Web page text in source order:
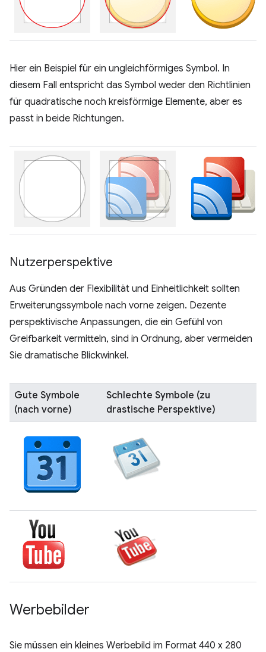
Hier ein Beispiel für ein ungleichförmiges Symbol. In
diesem Fall entspricht das Symbol weder den Richtlinien
für quadratische noch kreisförmige Elemente, aber es
passt in beide Richtungen.
Nutzerperspektive
Aus Gründen der Flexibilität und Einheitlichkeit sollten
Erweiterungssymbole nach vorne zeigen. Dezente
perspektivische Anpassungen, die ein Gefühl von
Greifbarkeit vermitteln, sind in Ordnung, aber vermeiden
Sie dramatische Blickwinkel.
Gute Symbole
(nach vorne)
Schlechte Symbole (zu
drastische Perspektive)
Werbebilder
Sie müssen ein kleines Werbebild im Format 440 x 280